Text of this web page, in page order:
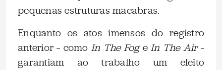
pequenas estruturas macabras.
Enquanto os atos imensos do registro
anterior – como In The FogeIn The Air–
garantiam ao trabalho um efeito